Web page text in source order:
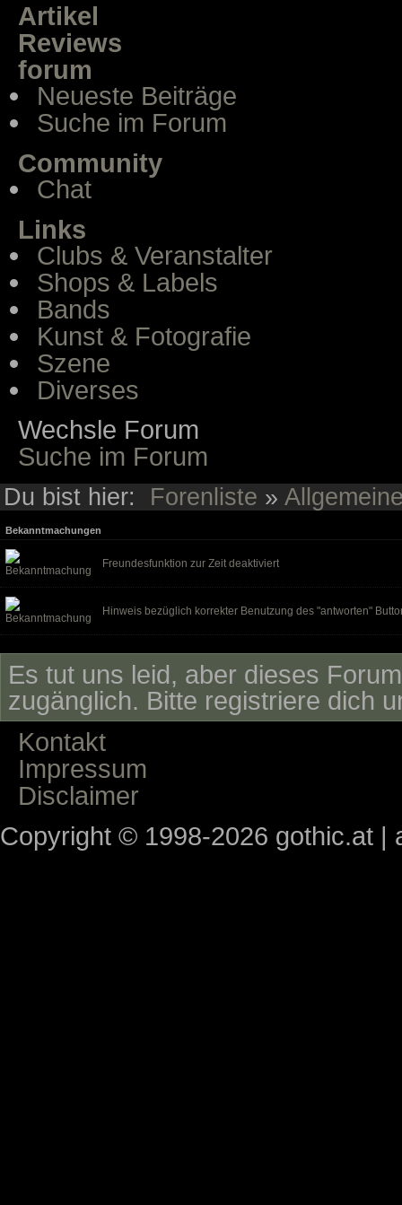
Artikel
Reviews
forum
Neueste Beiträge
Suche im Forum
Community
Chat
Links
Clubs & Veranstalter
Shops & Labels
Bands
Kunst & Fotografie
Szene
Diverses
Wechsle Forum
Suche im Forum
Du bist hier: Forenliste »
Bekanntmachungen
Freundesfunktion zur Zeit deaktiviert
Hinweis bezüglich korrekter Benutzung des "antworten"
Es tut uns leid, aber dieses
zugänglich. Bitte registriere dich
Kontakt
Impressum
Disclaimer
Copyright © 1998-2026 gothic.at |